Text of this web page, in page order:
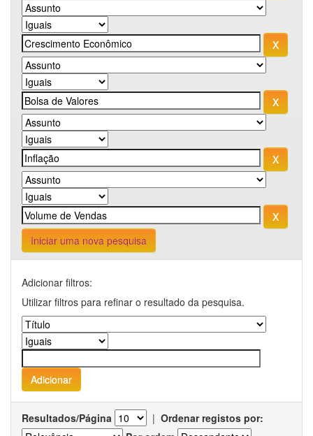
Iniciar uma nova pesquisa
Adicionar filtros:
Utilizar filtros para refinar o resultado da pesquisa.
Resultados/Página | Ordenar registos por: